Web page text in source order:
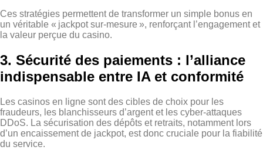
Ces stratégies permettent de transformer un simple bonus en
un véritable « jackpot sur‑mesure », renforçant l’engagement et
la valeur perçue du casino.
3. Sécurité des paiements : l’alliance
indispensable entre IA et conformité
Les casinos en ligne sont des cibles de choix pour les
fraudeurs, les blanchisseurs d’argent et les cyber‑attaques
DDoS. La sécurisation des dépôts et retraits, notamment lors
d’un encaissement de jackpot, est donc cruciale pour la fiabilité
du service.